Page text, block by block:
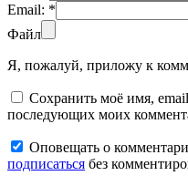
Email: *
Файл
Я, пожалуй, приложу к
Сохранить моё имя, email
последующих моих
Оповещать о
подписаться без